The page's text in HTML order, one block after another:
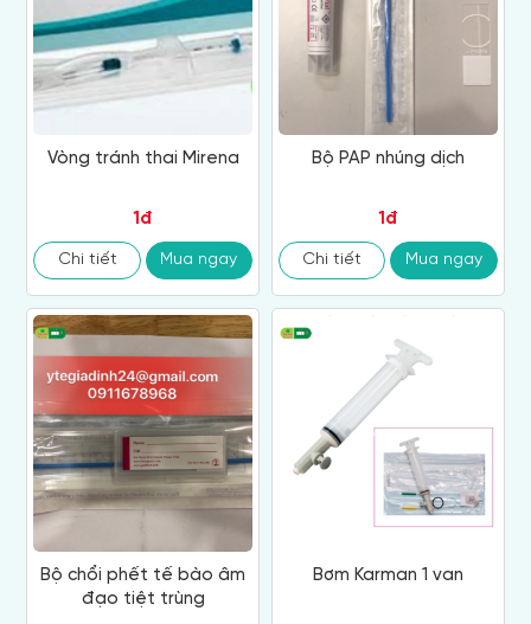
Vòng tránh thai Mirena
1đ
Chi tiết Mua ngay
Bộ PAP nhúng dịch
1đ
Chi tiết Mua ngay
Bộ chổi phết tế bào âm
đạo tiệt trùng
Bơm Karman 1 van